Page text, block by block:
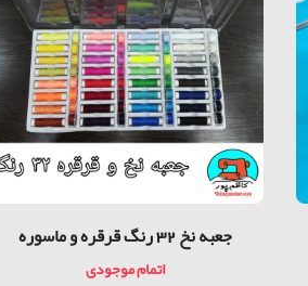
جعبه نخ 32 رنگ قرقره و ماسوره
اتمام موجودی